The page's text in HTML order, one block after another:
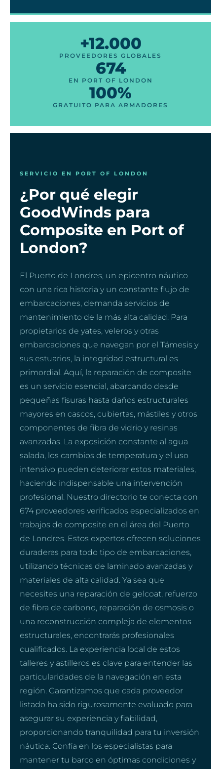
+12.000
PROVEEDORES GLOBALES
674
EN PORT OF LONDON
100%
GRATUITO PARA ARMADORES
SERVICIO EN PORT OF LONDON
¿Por qué elegir
GoodWinds para
Composite en Port of
London?
El Puerto de Londres, un epicentro náutico
con una rica historia y un constante flujo de
embarcaciones, demanda servicios de
mantenimiento de la más alta calidad. Para
propietarios de yates, veleros y otras
embarcaciones que navegan por el Támesis y
sus estuarios, la integridad estructural es
primordial. Aquí, la reparación de composite
es un servicio esencial, abarcando desde
pequeñas fisuras hasta daños estructurales
mayores en cascos, cubiertas, mástiles y otros
componentes de fibra de vidrio y resinas
avanzadas. La exposición constante al agua
salada, los cambios de temperatura y el uso
intensivo pueden deteriorar estos materiales,
haciendo indispensable una intervención
profesional. Nuestro directorio te conecta con
674 proveedores verificados especializados en
trabajos de composite en el área del Puerto
de Londres. Estos expertos ofrecen soluciones
duraderas para todo tipo de embarcaciones,
utilizando técnicas de laminado avanzadas y
materiales de alta calidad. Ya sea que
necesites una reparación de gelcoat, refuerzo
de fibra de carbono, reparación de osmosis o
una reconstrucción compleja de elementos
estructurales, encontrarás profesionales
cualificados. La experiencia local de estos
talleres y astilleros es clave para entender las
particularidades de la navegación en esta
región. Garantizamos que cada proveedor
listado ha sido rigurosamente evaluado para
asegurar su experiencia y fiabilidad,
proporcionando tranquilidad para tu inversión
náutica. Confía en los especialistas para
mantener tu barco en óptimas condiciones y